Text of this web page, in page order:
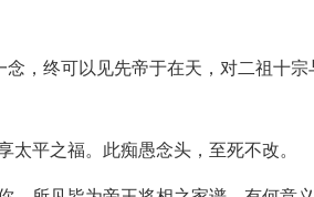
，终可以见先帝于在天，对二祖十
平之福。此痴愚念头，至死不改。